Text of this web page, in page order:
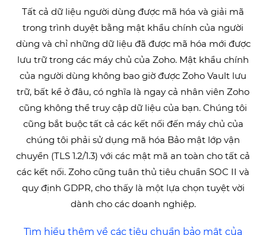
Tất cả dữ liệu người dùng được mã hóa và giải mã
trong trình duyệt bằng mật khẩu chính của người
dùng và chỉ những dữ liệu đã được mã hóa mới được
lưu trữ trong các máy chủ của Zoho. Mật khẩu chính
của người dùng không bao giờ được Zoho Vault lưu
trữ, bất kể ở đâu, có nghĩa là ngay cả nhân viên Zoho
cũng không thể truy cập dữ liệu của bạn. Chúng tôi
cũng bắt buộc tất cả các kết nối đến máy chủ của
chúng tôi phải sử dụng mã hóa Bảo mật lớp vận
chuyển (TLS 1.2/1.3) với các mật mã an toàn cho tất cả
các kết nối. Zoho cũng tuân thủ tiêu chuẩn SOC II và
quy định GDPR, cho thấy là một lựa chọn tuyệt vời
dành cho các doanh nghiệp.
Tìm hiểu thêm về các tiêu chuẩn bảo mật của